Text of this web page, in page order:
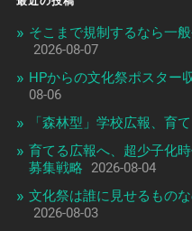
そこまで規制するなら一
2026-08-07
HPからの文化祭ポスター
08-06
「森林型」学校広報、育
育てる広報へ、超少子化
募集戦略
2026-08-04
文化祭は誰に見せるもの
2026-08-03